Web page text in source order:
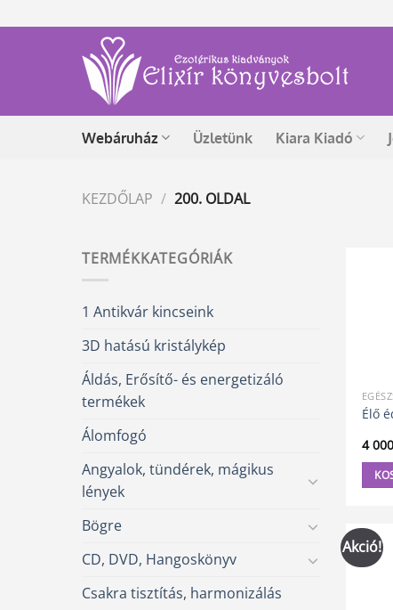
to
Webáruház Üzletünk Kiara Kiadó
KEZDŐLAP / 200. OLDAL
TERMÉKKATEGÓRIÁK
1 Antikvár kincseink
3D hatású kristálykép
Áldás, Erősítő- és energetizáló
termékek
Álomfogó
Angyalok, tündérek, mágikus
lények
Bögre
CD, DVD, Hangoskönyv
Csakra tisztítás, harmonizálás
Élő
4 000
Akció!